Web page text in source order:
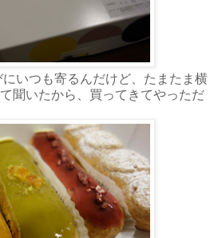
にいつも寄るんだけど、たまたま横
聞いたから、買ってきてやっただ